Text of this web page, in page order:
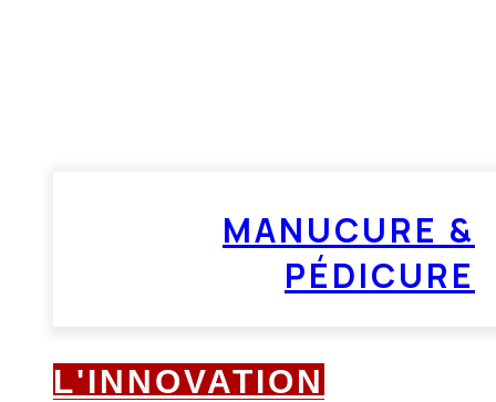
MANUCURE &
PÉDICURE
L'INNOVATION